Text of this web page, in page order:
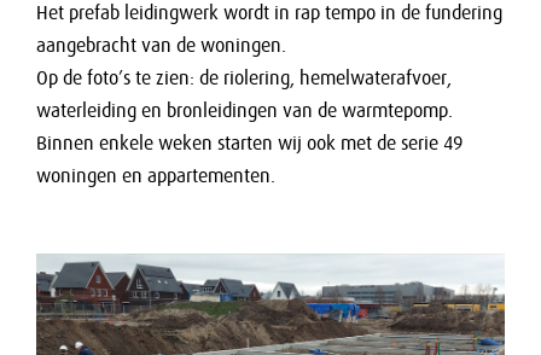
Het prefab leidingwerk wordt in rap tempo in de fundering
aangebracht van de woningen.
Op de foto’s te zien: de riolering, hemelwaterafvoer,
waterleiding en bronleidingen van de warmtepomp.
Binnen enkele weken starten wij ook met de serie 49
woningen en appartementen.